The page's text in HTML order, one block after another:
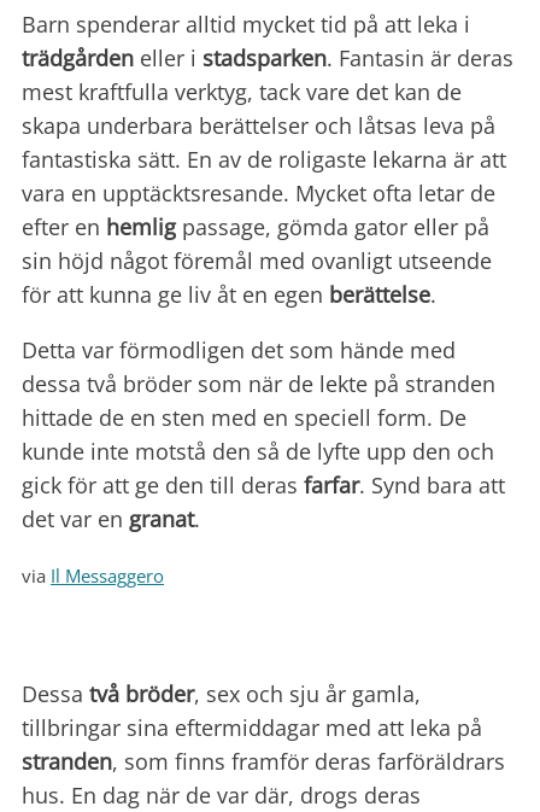
Barn spenderar alltid mycket tid på att leka i
trädgården eller i stadsparken. Fantasin är deras
mest kraftfulla verktyg, tack vare det kan de
skapa underbara berättelser och låtsas leva på
fantastiska sätt. En av de roligaste lekarna är att
vara en upptäcktsresande. Mycket ofta letar de
efter en hemligpassage, gömda gator eller på
sin höjd något föremål med ovanligt utseende
för att kunna ge liv åt en egen berättelse.
Detta var förmodligen det som hände med
dessa två bröder som när de lekte på stranden
hittade de en sten med en speciell form. De
kunde inte motstå den så de lyfte upp den och
gick för att ge den till deras farfar. Synd bara att
det var en granat.
via Il Messaggero
Dessa två bröder, sex och sju år gamla,
tillbringar sina eftermiddagar med att leka på
stranden, som finns framför deras farföräldrars
hus. En dag när de var där, drogs deras